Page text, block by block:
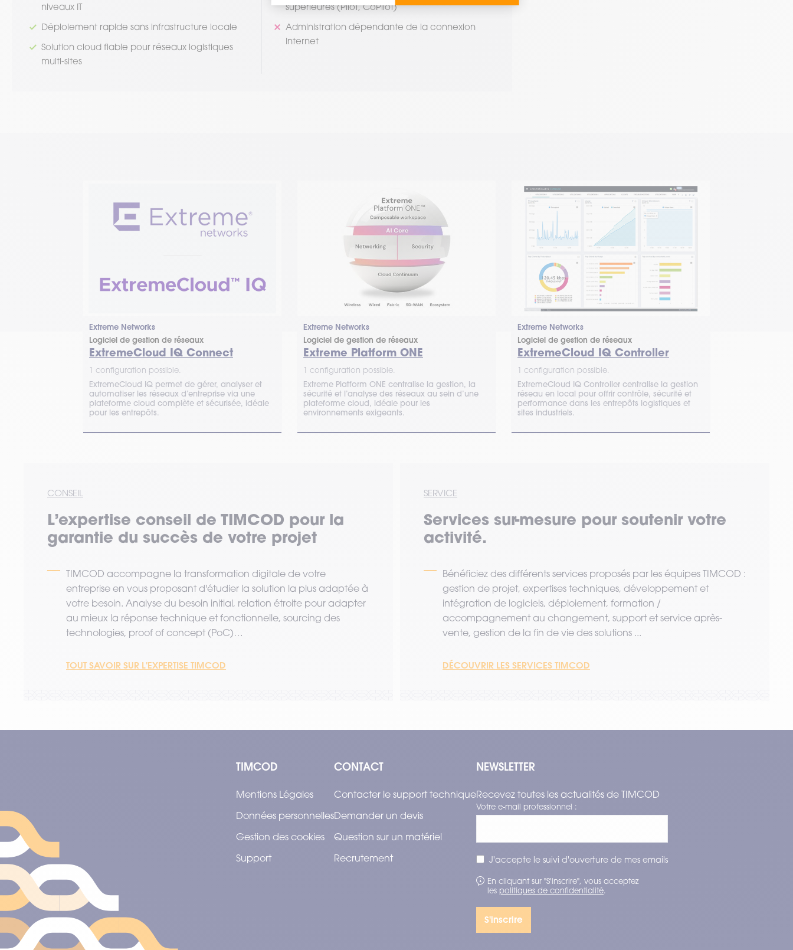
niveaux IT
Déploiement rapide sans infrastructure locale
Solution cloud fiable pour réseaux logistiques
multi-sites
supérieures (Pilot, CoPilot)
Administration dépendante de la connexion
Internet
Extreme Networks
Logiciel de gestion de réseaux
ExtremeCloud IQ Connect
1 configuration possible.
ExtremeCloud IQ permet de gérer, analyser et
automatiser les réseaux d’entreprise via une
plateforme cloud complète et sécurisée, idéale
pour les entrepôts.
Extreme Networks
Logiciel de gestion de réseaux
Extreme Platform ONE
1 configuration possible.
Extreme Platform ONE centralise la gestion, la
sécurité et l’analyse des réseaux au sein d’une
plateforme cloud, idéale pour les
environnements exigeants.
Extreme Networks
Logiciel de gestion de réseaux
ExtremeCloud IQ Controller
1 configuration possible.
ExtremeCloud IQ Controller centralise la gestion
réseau en local pour offrir contrôle, sécurité et
performance dans les entrepôts logistiques et
sites industriels.
CONSEIL
L’expertise conseil de TIMCOD pour la
garantie du succès de votre projet
TIMCOD accompagne la transformation digitale de votre
entreprise en vous proposant d'étudier la solution la plus adaptée à
votre besoin. Analyse du besoin initial, relation étroite pour adapter
au mieux la réponse technique et fonctionnelle, sourcing des
technologies, proof of concept (PoC)…
TOUT SAVOIR SUR L'EXPERTISE TIMCOD
SERVICE
Services sur-mesure pour soutenir votre
activité.
Bénéficiez des différents services proposés par les équipes TIMCOD :
gestion de projet, expertises techniques, développement et
intégration de logiciels, déploiement, formation /
accompagnement au changement, support et service après-
vente, gestion de la fin de vie des solutions ...
DÉCOUVRIR LES SERVICES TIMCOD
TIMCOD
Mentions Légales
Données personnelles
Gestion des cookies
Support
CONTACT
Contacter le support technique
Demander un devis
Question sur un matériel
Recrutement
NEWSLETTER
Recevez toutes les actualités de TIMCOD
Votre e-mail professionnel :
J'accepte le suivi d'ouverture de mes emails
En cliquant sur "S'inscrire", vous acceptez
les politiques de confidentialité.